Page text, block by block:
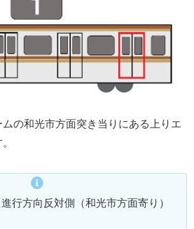
の和光市方面突き当りにある上りエ
行方向反対側（和光市方面寄り）